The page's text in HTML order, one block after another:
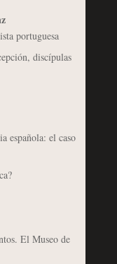
portuguesa
discípulas
española: el caso
El Museo de